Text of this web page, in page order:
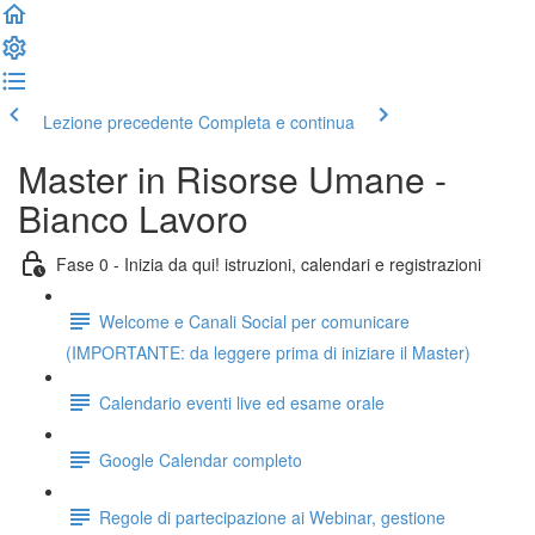
Lezione precedente Completa e continua
Master in Risorse Umane -
Bianco Lavoro
Fase 0 - Inizia da qui! istruzioni, calendari e registrazioni
Welcome e Canali Social per comunicare
(IMPORTANTE: da leggere prima di iniziare il Master)
Calendario eventi live ed esame orale
Google Calendar completo
Regole di partecipazione ai Webinar, gestione